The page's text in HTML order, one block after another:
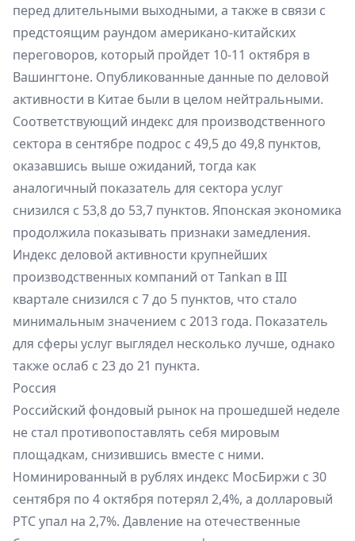
перед длительными выходными, а также в связи с
предстоящим раундом американо-китайских
переговоров, который пройдет 10-11 октября в
Вашингтоне. Опубликованные данные по деловой
активности в Китае были в целом нейтральными.
Соответствующий индекс для производственного
сектора в сентябре подрос с 49,5 до 49,8 пунктов,
оказавшись выше ожиданий, тогда как
аналогичный показатель для сектора услуг
снизился с 53,8 до 53,7 пунктов. Японская экономика
продолжила показывать признаки замедления.
Индекс деловой активности крупнейших
производственных компаний от Tankan в III
квартале снизился с 7 до 5 пунктов, что стало
минимальным значением с 2013 года. Показатель
для сферы услуг выглядел несколько лучше, однако
также ослаб с 23 до 21 пункта.
Россия
Российский фондовый рынок на прошедшей неделе
не стал противопоставлять себя мировым
площадкам, снизившись вместе с ними.
Номинированный в рублях индекс МосБиржи с 30
сентября по 4 октября потерял 2,4%, а долларовый
РТС упал на 2,7%. Давление на отечественные